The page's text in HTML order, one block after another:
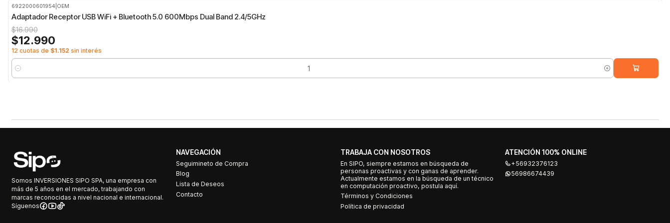
6922000601954 OEM
Adaptador Receptor USB WiFi + Bluetooth 5.0 600Mbps Dual Band 2.4/5GHz
$16.990
$12.990
12 cuotas de $1.152 sin interés
Cantidad
Somos INVERSIONES SIPO SPA, una empresa con
más de 5 años en el mercado, trabajando con
marcas reconocidas a nivel nacional e internacional.
Síguenos
NAVEGACIÓN
Seguimineto de Compra
Blog
Lista de Deseos
Contacto
TRABAJA CON NOSOTROS
En SIPO, siempre estamos en búsqueda de
personas proactivas y con ganas de aprender.
Actualmente estamos en la búsqueda de un técnico
en computación proactivo, postula aquí.
Términos y Condiciones
Política de privacidad
ATENCIÓN 100% ONLINE
+56932376123
56986674439